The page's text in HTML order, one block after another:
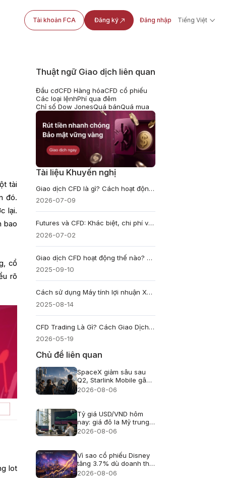
Tài khoản FCA Đăng ký Đăng nhập Tiếng Việt
tài
đó.
lại.
bao
cổ
rõ
lot
Thuật ngữ Giao dịch liên quan
Đầu cơCFD Hàng hóaCFD cổ phiếu
Các loại lệnhPhí qua đêm
Chỉ số Dow JonesQuá bánQuá mua
Tài liệu Khuyến nghị
Giao dịch CFD là gì? Cách hoạt động, phí và rủi ro
2026-07-09
Futures và CFD: Khác biệt, chi phí và rủi ro chính
2026-07-02
Giao dịch CFD hoạt động thế nào? Hướng dẫn cho người mới
2025-09-10
Cách sử dụng Máy tính lợi nhuận XAU/USD cho giao dịch vàng
2025-08-14
CFD Trading Là Gì? Cách Giao Dịch Khi Thị Trường Tăng Và Giảm
2026-05-19
Chủ đề liên quan
SpaceX giảm sâu sau
Q2, Starlink Mobile gây
áp lực lên viễn thông Mỹ
2026-08-06
Tỷ giá USD/VND hôm
nay: giá đô la Mỹ trung
tâm lên 25.433, USD
2026-08-06
Vì sao cổ phiếu Disney
tăng 3.7% dù doanh thu
hụt kỳ vọng?
2026-08-06